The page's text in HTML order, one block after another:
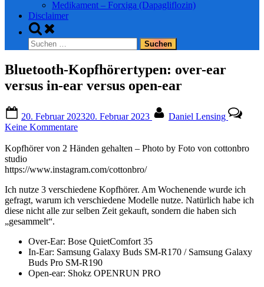
Medikament – Forxiga (Dapagliflozin)
Disclaimer
Toggle
search
form
Suchen
nach:
Bluetooth-Kopfhörertypen: over-ear
versus in-ear versus open-ear
on
20. Februar 202320. Februar 2023
Daniel Lensing
Keine Kommentarezu
Kopfhörertypen:
ear
in-
ear
versus
Kopfhörer von 2 Händen gehalten – Photo by Foto von cottonbro
studio
https://www.instagram.com/cottonbro/
Ich nutze 3 verschiedene Kopfhörer. Am Wochenende wurde ich
gefragt, warum ich verschiedene Modelle nutze. Natürlich habe ich
diese nicht alle zur selben Zeit gekauft, sondern die haben sich
„gesammelt“.
Over-Ear: Bose QuietComfort 35
In-Ear: Samsung Galaxy Buds SM-R170 / Samsung Galaxy
Buds Pro SM-R190
Open-ear: Shokz OPENRUN PRO